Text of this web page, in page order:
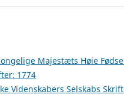
Majestæts Høie
1774
Videnskabers Selskabs